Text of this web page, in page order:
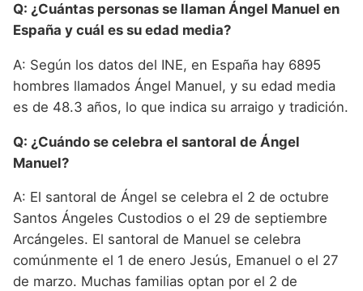
Q: ¿Cuántas personas se llaman Ángel Manuel en
España y cuál es su edad media?
A: Según los datos del INE, en España hay 6895
hombres llamados Ángel Manuel, y su edad media
es de 48.3 años, lo que indica su arraigo y tradición.
Q: ¿Cuándo se celebra el santoral de Ángel
Manuel?
A: El santoral de Ángel se celebra el 2 de octubre
Santos Ángeles Custodios o el 29 de septiembre
Arcángeles. El santoral de Manuel se celebra
comúnmente el 1 de enero Jesús, Emanuel o el 27
de marzo. Muchas familias optan por el 2 de